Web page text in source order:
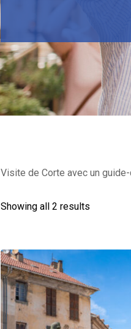
Visite de Corte avec un
Showing all 2 results